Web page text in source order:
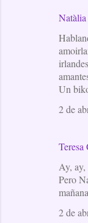
Un
2 de
Teresa
Ay, ay,
Pero
2 de